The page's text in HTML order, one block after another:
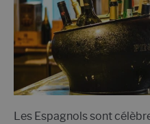
Les Espagnols sont